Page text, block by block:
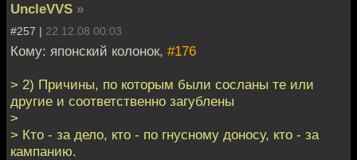
UncleVVS »
#257 | 22.12.08 00:03
Кому: японский колонок, #176
> 2) Причины, по которым были сосланы те или
другие и соответственно загублены
>
> Кто - за дело, кто - по гнусному доносу, кто - за
кампанию.